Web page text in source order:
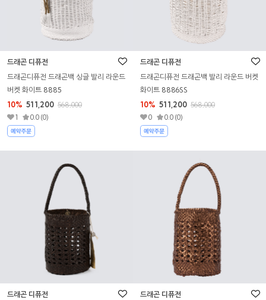
드래곤 디퓨전
드래곤디퓨전 드래곤백 싱글 발리 라운드
버켓 화이트 8885
10% 511,200 568,000
1
0.0 (0)
드래곤 디퓨전
드래곤디퓨전 드래곤백 발리 라운드 버켓
화이트 8886SS
10% 511,200 568,000
0
0.0 (0)
드래곤 디퓨전
드래곤 디퓨전